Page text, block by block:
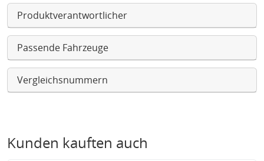
Produktverantwortlicher
Passende Fahrzeuge
Vergleichsnummern
Kunden kauften auch